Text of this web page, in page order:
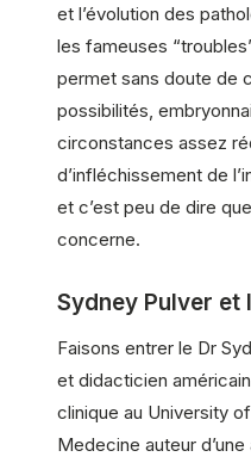
et l’évolution des
les fameuses
permet sans doute de
possibilités,
circonstances assez
d’infléchissement de
et c’est peu de dire
concerne.
Sydney Pulver et
Faisons entrer le Dr
et didacticien
clinique au University
Medecine auteur